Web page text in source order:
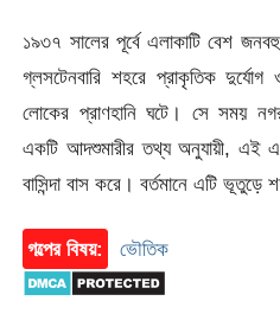
১৯৩৭ সালের পূর্বে এলাকাটি বেশ
গ্লসটেনবারি শহরে প্রাকৃতিক
লোকের প্রাণহানি ঘটে। সে সময়
একটি আদশুমারীর তথ্য অনুযায়ী, এই
বাসিন্দা বাস করে। বর্তমানে এটি ভূতুড়ে
গল্পের বিষয়: ভৌতিক